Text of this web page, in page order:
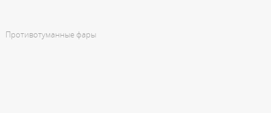
Противотуманные фары